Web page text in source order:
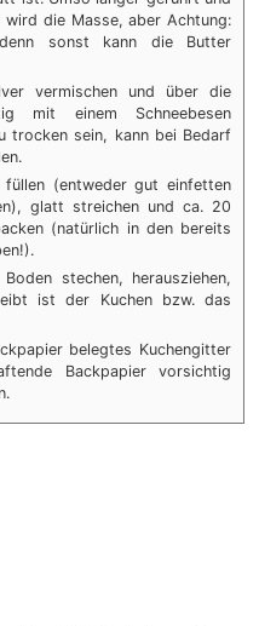
die Masse, aber Achtung:
sonst kann die Butter
vermischen und über die
mit einem Schneebesen
trocken sein, kann bei Bedarf
(entweder gut einfetten
glatt streichen und ca. 20
(natürlich in den bereits
stechen, herausziehen,
ist der Kuchen bzw. das
belegtes Kuchengitter
Backpapier vorsichtig